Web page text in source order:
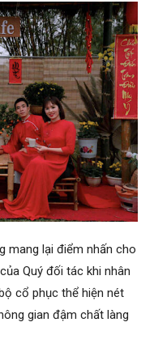
mang lại điểm nhấn cho
Quý đối tác khi nhân
cổ phục thể hiện nét
gian đậm chất làng